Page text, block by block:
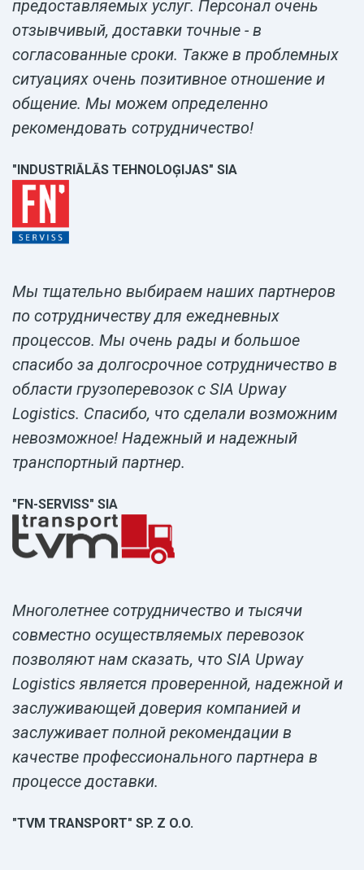
предоставляемых услуг. Персонал очень
отзывчивый, доставки точные - в
согласованные сроки. Также в проблемных
ситуациях очень позитивное отношение и
общение. Мы можем определенно
рекомендовать сотрудничество!
"INDUSTRIĀLĀS TEHNOLOĢIJAS" SIA
Мы тщательно выбираем наших партнеров
по сотрудничеству для ежедневных
процессов. Мы очень рады и большое
спасибо за долгосрочное сотрудничество в
области грузоперевозок с SIA Upway
Logistics. Спасибо, что сделали возможним
невозможное! Надежный и надежный
транспортный партнер.
"FN-SERVISS" SIA
Многолетнее сотрудничество и тысячи
совместно осуществляемых перевозок
позволяют нам сказать, что SIA Upway
Logistics является проверенной, надежной и
заслуживающей доверия компанией и
заслуживает полной рекомендации в
качестве профессионального партнера в
процессе доставки.
"TVM TRANSPORT" SP. Z O.O.